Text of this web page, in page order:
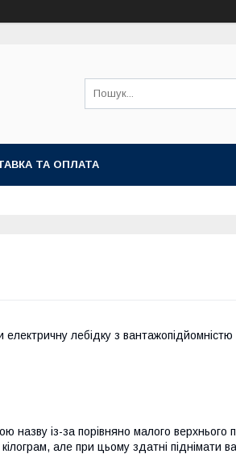
ТА ОПЛАТА
лебідку з
назву із-за порівняно малого верхнього
але при цьому здатні піднімати